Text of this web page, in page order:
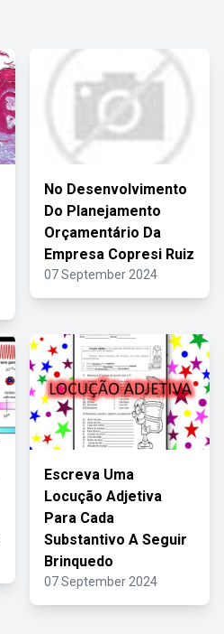
No Desenvolvimento
Do Planejamento
Orçamentário Da
Empresa Copresi Ruiz
07 September 2024
Escreva Uma
Locução Adjetiva
Para Cada
Substantivo A Seguir
Brinquedo
07 September 2024